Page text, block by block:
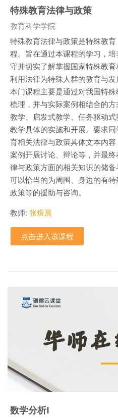
特殊教育法律与政策
课程类别
教育科学学院
特殊教育法律与政策是特殊教
程。旨在通过本课程的学习，
守并切实了解掌握国家特殊教
利用法律为特殊人群的教育与发
本门课程主要是通过对我国特
梳理，并与实际案例相结合的
教学、启发式教学、任务驱动
教学具体的实施和开展。要求
育相关法律与政策具体文本内
案例开展讨论、辩论等，并最
律与政策方面的相关知识的储
可以恰当的为周围、身边的有特
政策等的援助与咨询。
教师: 张煜晨
点击进入该课程
数学分析I